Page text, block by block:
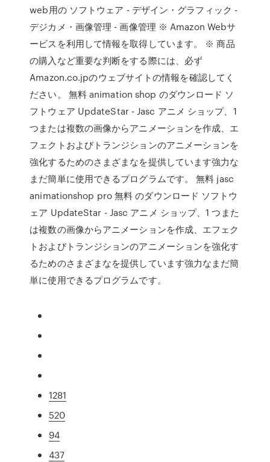
web用の ソフトウェア - デザイン・グラフィック -
デジカメ・画像管理 - 画像管理 ※ Amazon Webサ
ービスを利用して情報を取得しています。 ※ 商品
の購入など重要な判断をする際には、必ず
Amazon.co.jpのウェブサイトの情報を確認してく
ださい。 無料 animation shop のダウンロード ソ
フトウェア UpdateStar - Jasc アニメ ショップ、1
つまたは複数の画像からアニメーションを作成、エ
フェクトおよびトランジションのアニメーションを
強化するためのさまざまなを提供しています強力な
まだ簡単に使用できるプログラムです。 無料 jasc
animationshop pro 無料 のダウンロード ソフトウ
ェア UpdateStar - Jasc アニメ ショップ、1 つまた
は複数の画像からアニメーションを作成、エフェク
トおよびトランジションのアニメーションを強化す
るためのさまざまなを提供しています強力なまだ簡
単に使用できるプログラムです。
1281
520
94
437